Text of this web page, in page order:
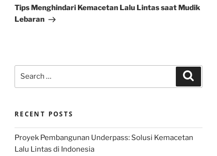
Post
Tips Menghindari Kemacetan Lalu Lintas saat Mudik
Lebaran
RECENT POSTS
Proyek Pembangunan Underpass: Solusi Kemacetan
Lalu Lintas di Indonesia